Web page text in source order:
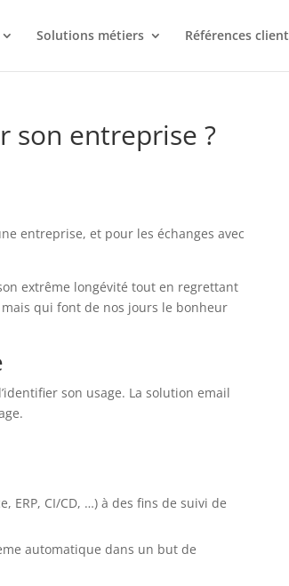
Solutions métiers Références client
son entreprise ?
entreprise, et pour les échanges avec
extrême longévité tout en regrettant
qui font de nos jours le bonheur
son usage. La solution email
ERP, CI/CD, …) à des fins de suivi de
automatique dans un but de